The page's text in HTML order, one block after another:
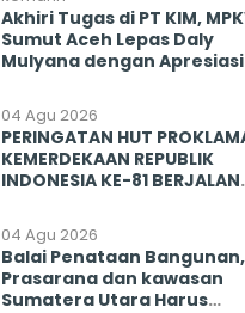
Akhiri Tugas di PT KIM,
Sumut Aceh Lepas Daly
Mulyana dengan Apresiasi
04 Agu 2026
PERINGATAN HUT
KEMERDEKAAN REPUBLIK
INDONESIA KE-81 BERJALAN
04 Agu 2026
Balai Penataan Bangunan,
Prasarana dan kawasan
Sumatera Utara Harus